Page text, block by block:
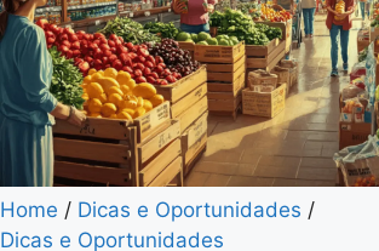
Home / Dicas e Oportunidades /
Dicas e Oportunidades